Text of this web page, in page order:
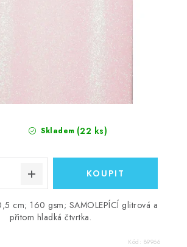
Skladem (22 ks)
cm; 160 gsm; SAMOLEPÍCÍ glitrová a
přitom hladká čtvrtka.
Kód: 89966